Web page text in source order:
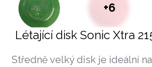
+6
Létající disk Sonic Xtra
Středně velký disk je ideální